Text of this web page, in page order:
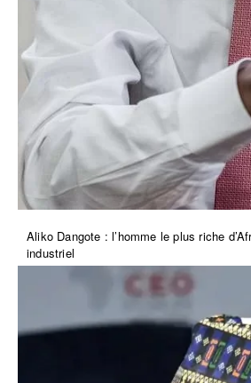
Aliko Dangote : l’homme le plus riche
industriel